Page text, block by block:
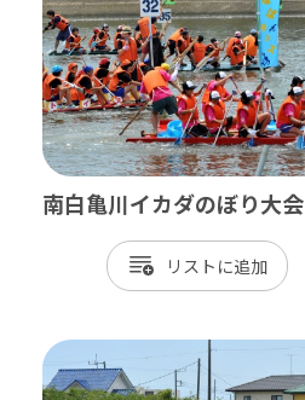
東金市
旭市
匝瑳市
山武市
九十九里町
横芝光町
一宮町
南白亀川イカダのぼり大会
リスト